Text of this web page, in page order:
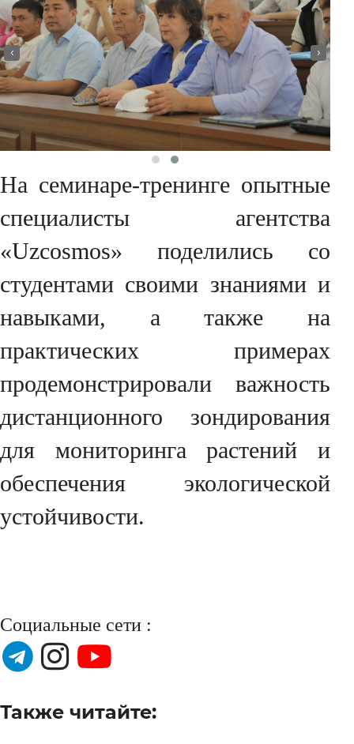
‹ ›
На семинаре-тренинге опытные
специалисты агентства
«Uzcosmos» поделились со
студентами своими знаниями и
навыками, а также на
практических примерах
продемонстрировали важность
дистанционного зондирования
для мониторинга растений и
обеспечения экологической
устойчивости.
Социальные сети :
Также читайте: